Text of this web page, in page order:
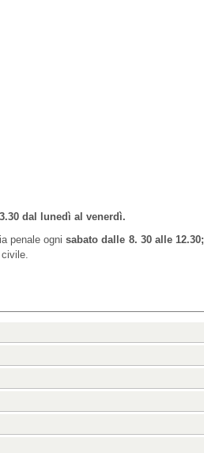
dal lunedì al venerdì.
penale ognisabato dalle 8. 30 alle 12.30;